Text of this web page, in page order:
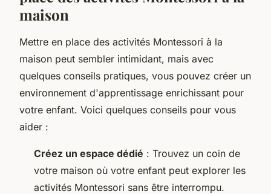
maison
Mettre en place des activités Montessori à la
maison peut sembler intimidant, mais avec
quelques conseils pratiques, vous pouvez créer un
environnement d'apprentissage enrichissant pour
votre enfant. Voici quelques conseils pour vous
aider :
Créez un espace dédié : Trouvez un coin de
votre maison où votre enfant peut explorer les
activités Montessori sans être interrompu.